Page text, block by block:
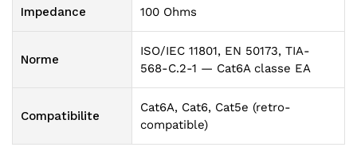
Impedance 100 Ohms
Norme
ISO/IEC 11801, EN 50173, TIA-
568-C.2-1 — Cat6A classe EA
Compatibilite
Cat6A, Cat6, Cat5e (retro-
compatible)